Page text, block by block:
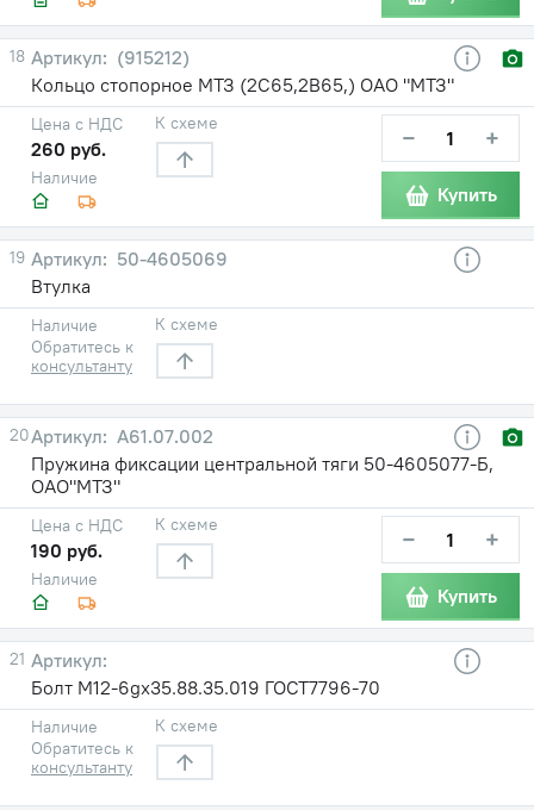
18
(915212)
Кольцо стопорное МТЗ (2С65,2В65,) ОАО "МТЗ"
Наличие
Цена с НДС
260 руб.
К схеме − +
Купить
19
50-4605069
Втулка
Наличие
Обратитесь к
консультанту
К схеме
20
А61.07.002
Пружина фиксации центральной тяги 50-4605077-Б,
ОАО"МТЗ"
Наличие
Цена с НДС
190 руб.
К схеме − +
Купить
21
Болт М12-6gх35.88.35.019 ГОСТ7796-70
Наличие
Обратитесь к
консультанту
К схеме